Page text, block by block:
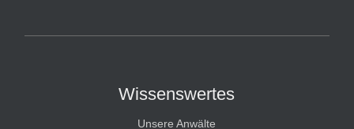
Wissenswertes
Unsere Anwälte